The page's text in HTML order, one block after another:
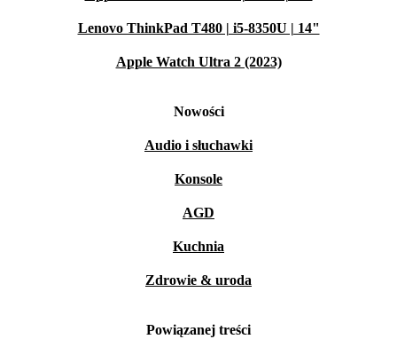
Lenovo ThinkPad T480 | i5-8350U | 14"
Apple Watch Ultra 2 (2023)
Nowości
Audio i słuchawki
Konsole
AGD
Kuchnia
Zdrowie & uroda
Powiązanej treści